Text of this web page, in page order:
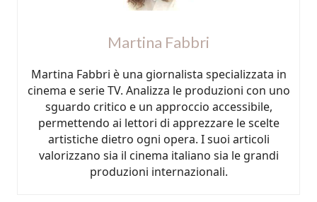
Martina Fabbri
Martina Fabbri è una giornalista specializzata in
cinema e serie TV. Analizza le produzioni con uno
sguardo critico e un approccio accessibile,
permettendo ai lettori di apprezzare le scelte
artistiche dietro ogni opera. I suoi articoli
valorizzano sia il cinema italiano sia le grandi
produzioni internazionali.